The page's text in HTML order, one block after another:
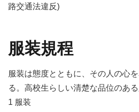
路交通法違反)
服装規程
服装は態度とともに、その人の心
る。高校生らしい清楚な品位のある
1 服装